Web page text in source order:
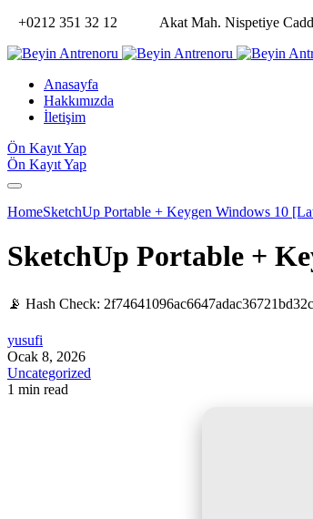
+0212 351 32 12 Akat Mah. Nispetiye
Anasayfa
Hakkımızda
İletişim
Ön Kayıt Yap
Ön Kayıt Yap
HomeSketchUp Portable + Keygen Windows 10
SketchUp Portable +
📡 Hash Check:
yusufi
Ocak 8, 2026
Uncategorized
1 min read